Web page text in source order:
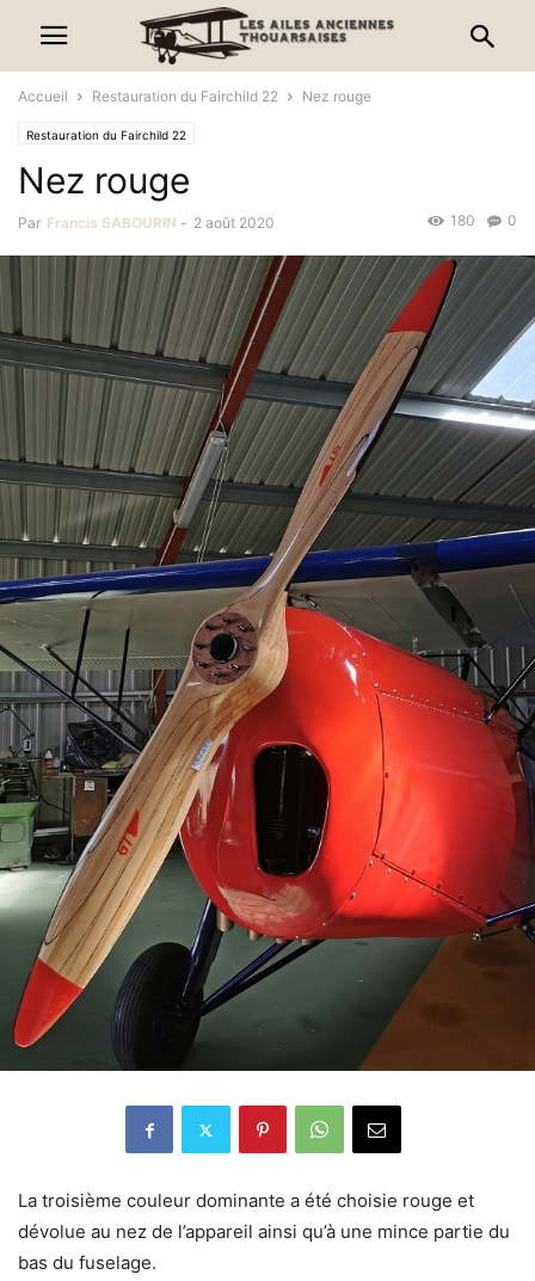
Accueil Restauration du Fairchild 22 Nez rouge
Restauration du Fairchild 22
Nez rouge
Par Francis SABOURIN - 2 août 2020 0
180
La troisième couleur dominante a été choisie rouge et
dévolue au nez de l’appareil ainsi qu’à une mince partie du
bas du fuselage.